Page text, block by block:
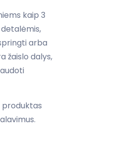
kaip 3
arba
žaislo dalys,
produktas